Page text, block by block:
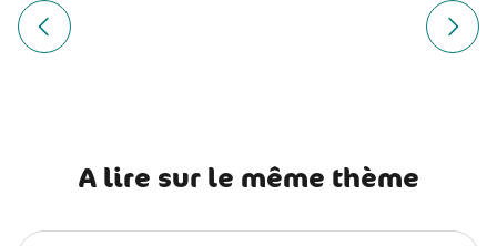
Navigation
de
Article précédent Comment prendre soin de son chien en
Article
A lire sur le même thème